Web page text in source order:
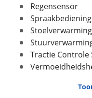
Financieel
Inclusief BPM
BPM
Regensensor
Spraakbediening
Stoelverwarming
Tractie Controle
E-mailadres
Telefoonnummer